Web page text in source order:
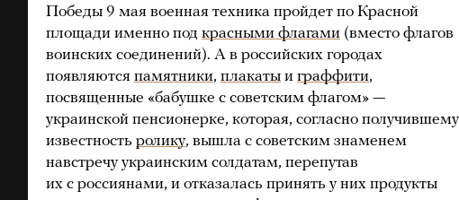
Победы 9 мая военная техника пройдет по Красной
площади именно под красными флагами (вместо флагов
воинских соединений). А в российских городах
появляются памятники, плакаты и граффити,
посвященные «бабушке с советским флагом» —
украинской пенсионерке, которая, согласно получившему
известность ролику, вышла с советским знаменем
навстречу украинским солдатам, перепутав
их с россиянами, и отказалась принять у них продукты